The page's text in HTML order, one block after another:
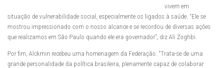
vivem em
situação de vulnerabilidade social, especialmente os ligados à saúde. “Ele se
mostrou impressionado com o nosso alcance e se recordou de diversas ações
que realizamos em São Paulo quando ele era governador”, diz Ali Zoghbi.
Por fim, Alckmin recebeu uma homenagem da Federação. “Trata-se de uma
grande personalidade da política brasileira, plenamente capaz de colaborar